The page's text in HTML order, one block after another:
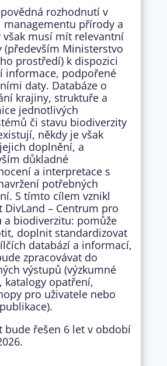
rozhodnutí v
managementu přírody a
však musí mít relevantní
(především Ministerstvo
prostředí) k dispozici
informace, podpořené
daty. Databáze o
krajiny, struktuře a
jednotlivých
či stavu biodiverzity
někdy je však
doplnění, a
důkladné
a interpretace s
potřebných
S tímto cílem vznikl
DivLand – Centrum pro
a biodiverzitu: pomůže
doplnit standardizovat
databází a informací,
zpracovávat do
výstupů (výzkumné
katalogy opatření,
pro uživatele nebo
bude řešen 6 let v období